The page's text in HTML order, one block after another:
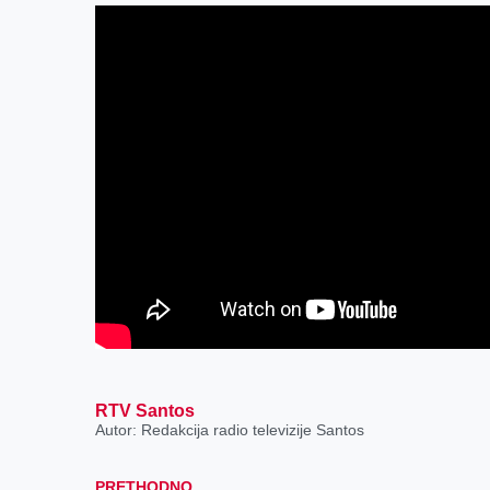
RTV Santos
Autor: Redakcija radio televizije Santos